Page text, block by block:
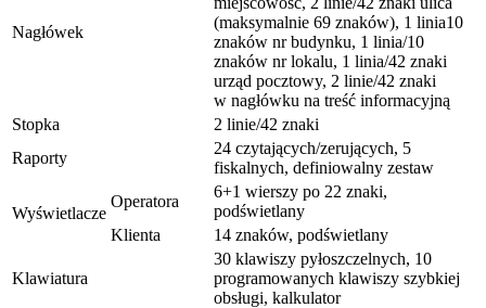
Nagłówek
(maksymalnie 69 znaków), 1 linia10
znaków nr budynku, 1 linia/10
znaków nr lokalu, 1 linia/42 znaki
urząd pocztowy, 2 linie/42 znaki
w nagłówku na treść informacyjną
Stopka
2 linie/42 znaki
Raporty
24 czytających/zerujących, 5
fiskalnych, definiowalny zestaw
Wyświetlacze
Operatora
6+1 wierszy po 22 znaki,
podświetlany
Klienta
14 znaków, podświetlany
Klawiatura
30 klawiszy pyłoszczelnych, 10
programowanych klawiszy szybkiej
obsługi, kalkulator